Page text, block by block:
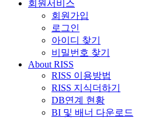
회원서비스
회원가입
로그인
아이디 찾기
비밀번호 찾기
About RISS
RISS 이용방법
RISS 지식더하기
DB연계 현황
BI 및 배너 다운로드